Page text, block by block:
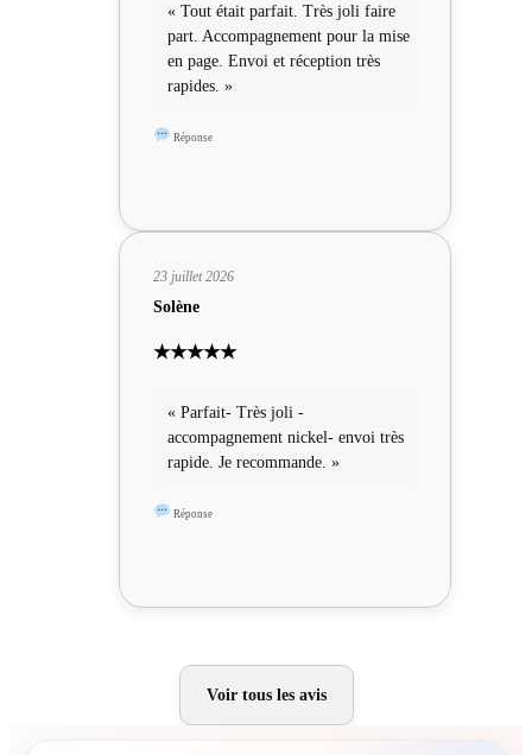
« Tout était parfait. Très joli faire
part. Accompagnement pour la mise
en page. Envoi et réception très
rapides. »
Réponse
23 juillet 2026
Solène
★★★★★
« Parfait- Très joli -
accompagnement nickel- envoi très
rapide. Je recommande. »
Réponse
Voir tous les avis